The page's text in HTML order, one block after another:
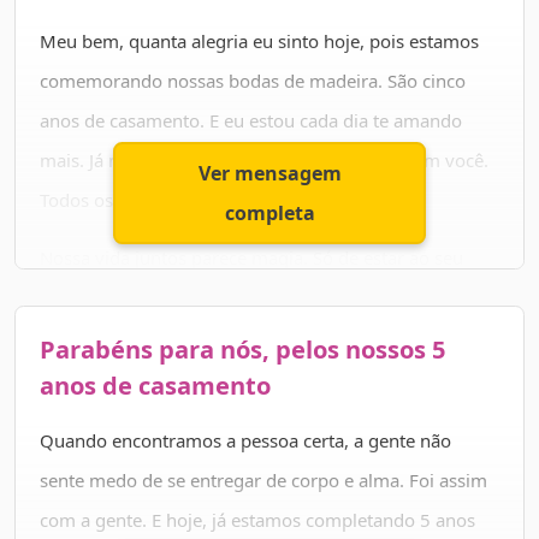
a gente fique bem velhinhos juntos.
Meu bem, quanta alegria eu sinto hoje, pois estamos
comemorando nossas bodas de madeira. São cinco
anos de casamento. E eu estou cada dia te amando
mais. Já não consigo imaginar a minha vida sem você.
Todos os dias é uma surpresa diferente.
muito agradecer a Deus pela chance que Ele me deu de
encontrar a pessoa certa pra mim, e por sermos tão
Obrigado por tantos momentos perfeitos e por me dar
Ver mensagem
completa
Parabéns para nós, pelos nossos 5
anos de casamento
Quando encontramos a pessoa certa, a gente não
sente medo de se entregar de corpo e alma. Foi assim
com a gente. E hoje, já estamos completando 5 anos